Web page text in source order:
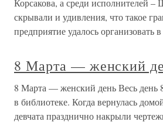
Корсакова, а среди исполнителей
скрывали и удивления, что такое
предприятие удалось организовать в
8 Марта — женский
8 Марта — женский день Весь день
в библиотеке. Когда вернулась
девчата празднично накрыли